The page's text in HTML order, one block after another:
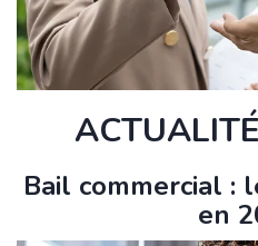
Bail commercial :
en